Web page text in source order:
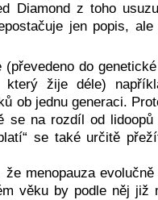
Diamond z toho
jen popis,
do
který žije déle)
ob jednu generaci.
se na rozdíl od
se také určitě
že menopauza
věku by podle něj již